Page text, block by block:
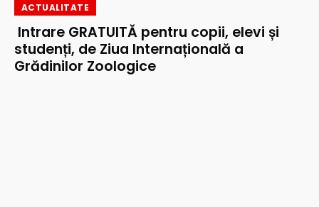
ACTUALITATE
Intrare GRATUITĂ pentru copii, elevi și
studenți, de Ziua Internațională a
Grădinilor Zoologice